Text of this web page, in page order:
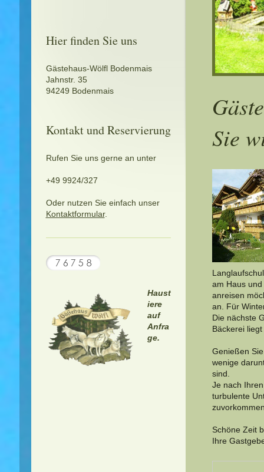
Sie
am Haus
anreisen
an. Für
Die nächste
Bäckerei
Genießen
wenige
sind.
Je nach
turbulente
Schöne Zeit
Ihre
Hier finden Sie uns
Gästehaus-Wölfl Bodenmais
Jahnstr. 35
94249 Bodenmais
Kontakt und Reservierung
Rufen Sie uns gerne an unter
+49 9924/327
Oder nutzen Sie einfach unser
Kontaktformular.
Haust
iere
auf
Anfra
ge.